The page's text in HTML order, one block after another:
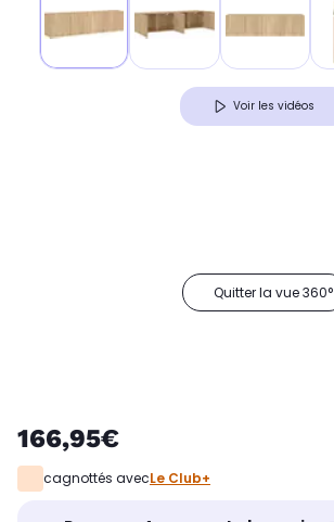
Voir les vidéos
Quitter la vue 360°
166,95€
cagnottés avecLe Club+